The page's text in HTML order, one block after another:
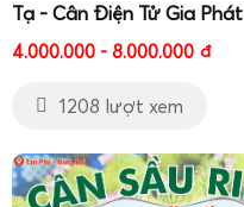
Tạ - Cân Điện Tử Gia Phát
4.000.000 - 8.000.000 đ
1208 lượt xem